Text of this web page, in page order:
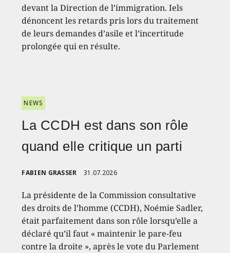
devant la Direction de l’immigration. Iels
dénoncent les retards pris lors du traitement
de leurs demandes d’asile et l’incertitude
prolongée qui en résulte.
NEWS
La CCDH est dans son rôle
quand elle critique un parti
FABIEN GRASSER 31.07.2026
La présidente de la Commission consultative
des droits de l’homme (CCDH), Noémie Sadler,
était parfaitement dans son rôle lorsqu’elle a
déclaré qu’il faut « maintenir le pare-feu
contre la droite », après le vote du Parlement